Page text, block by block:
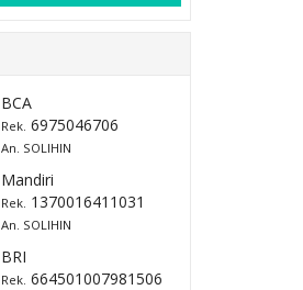
BCA
Rek. 6975046706
An. SOLIHIN
Mandiri
Rek. 1370016411031
An. SOLIHIN
BRI
Rek. 664501007981506